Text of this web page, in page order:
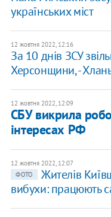
українських міст
12 жовтня 2022, 12:16
За 10 днів ЗСУ
Херсонщини, -
12 жовтня 2022, 12:09
СБУ викрила
інтересах РФ
12 жовтня 2022, 12:07
ФОТО
Жителів
вибухи: працюють